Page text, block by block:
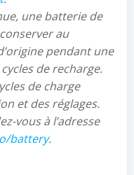
une batterie de
au
pendant une
de recharge.
de charge
et des réglages.
vous à l’adresse
battery.